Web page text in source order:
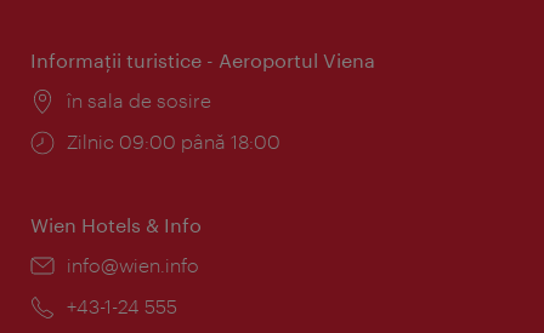
Informaţii turistice - Aeroportul Viena
Locul:
în sala de sosire
Program:
Zilnic 09:00 până 18:00
Wien Hotels & Info
E-
info@wien.info
Telefon:
+43-1-24 555